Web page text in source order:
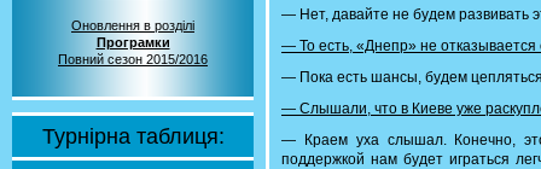
Оновлення в розділі
Програмки
Повний сезон 2015/2016
Турнірна таблиця:
— Нет, давайте не будем развивать
— То есть, «Днепр» не
— Пока есть шансы, будем
— Слышали, что в Киеве уже
— Краем уха слышал. Конечно,
поддержкой нам будет играться